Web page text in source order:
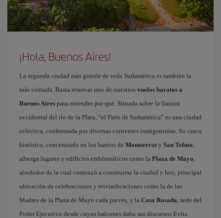
¡Hola, Buenos Aires!
La segunda ciudad más grande de toda Sudamérica es también la
más visitada. Basta reservar uno de nuestros vuelos baratos a
Buenos Aires para entender por qué. Situada sobre la llanura
occidental del río de la Plata, “el París de Sudamérica” es una ciudad
ecléctica, conformada por diversas corrientes inmigratorias. Su casco
histórico, concentrado en los barrios de Montserrat y San Telmo,
alberga lugares y edificios emblemáticos como la Plaza de Mayo,
alrededor de la cual comenzó a construirse la ciudad y hoy, principal
ubicación de celebraciones y reivindicaciones como la de las
Madres de la Plaza de Mayo cada jueves, y la Casa Rosada, sede del
Poder Ejecutivo desde cuyos balcones daba sus discursos Evita